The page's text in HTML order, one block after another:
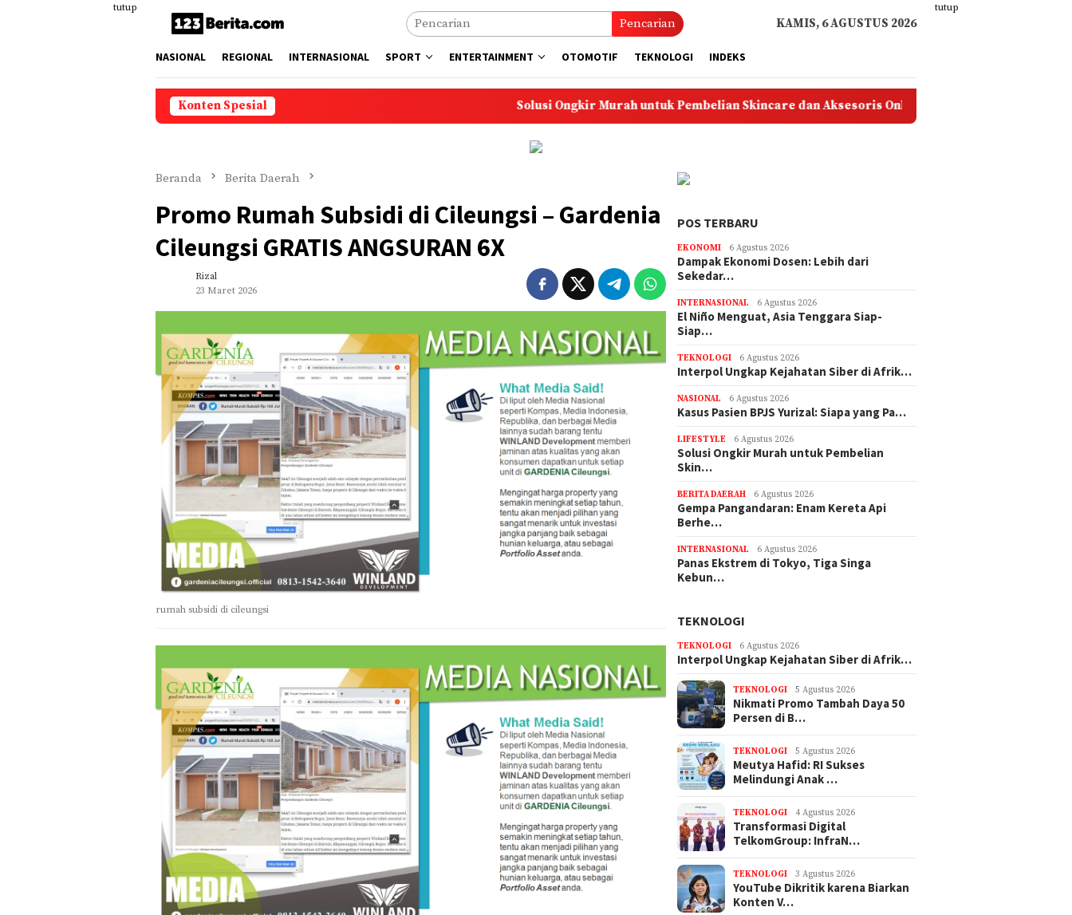
tutup tutup
Pencarian KAMIS, 6 AGUSTUS 2026
NASIONAL REGIONAL INTERNASIONAL SPORT ENTERTAINMENT OTOMOTIF TEKNOLOGI INDEKS
Konten Spesial Solusi Ongkir Murah untuk Pembelian Skincare dan Aksesoris Online 40 Ide Kado Murah untuk Guru
Beranda Berita Daerah
Promo Rumah Subsidi di Cileungsi – Gardenia
Cileungsi GRATIS ANGSURAN 6X
Rizal
23 Maret 2026
rumah subsidi di cileungsi
POS TERBARU
EKONOMI 6 Agustus 2026
Dampak Ekonomi Dosen: Lebih dari
Sekedar…
INTERNASIONAL 6 Agustus 2026
El Niño Menguat, Asia Tenggara Siap-
Siap…
TEKNOLOGI 6 Agustus 2026
Interpol Ungkap Kejahatan Siber di Afrik…
NASIONAL 6 Agustus 2026
Kasus Pasien BPJS Yurizal: Siapa yang Pa…
LIFESTYLE 6 Agustus 2026
Solusi Ongkir Murah untuk Pembelian
Skin…
BERITA DAERAH 6 Agustus 2026
Gempa Pangandaran: Enam Kereta Api
Berhe…
INTERNASIONAL 6 Agustus 2026
Panas Ekstrem di Tokyo, Tiga Singa
Kebun…
TEKNOLOGI
TEKNOLOGI 6 Agustus 2026
Interpol Ungkap Kejahatan Siber di Afrik…
TEKNOLOGI 5 Agustus 2026
Nikmati Promo Tambah Daya 50
Persen di B…
TEKNOLOGI 5 Agustus 2026
Meutya Hafid: RI Sukses
Melindungi Anak …
TEKNOLOGI 4 Agustus 2026
Transformasi Digital
TelkomGroup: InfraN…
TEKNOLOGI 3 Agustus 2026
YouTube Dikritik karena Biarkan
Konten V…